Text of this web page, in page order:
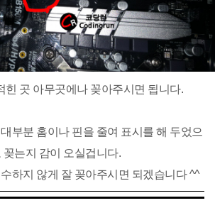
힌 곳 아무곳에나 꽂아주시면 됩니다.
부분 홈이나 핀을 줄여 표시를 해 두었으
꽂는지 감이 오실겁니다.
하지 않게 잘 꽂아주시면 되겠습니다 ^^